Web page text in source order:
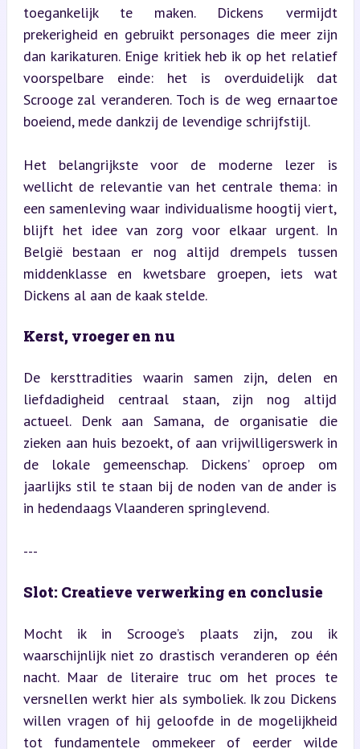
toegankelijk te maken. Dickens vermijdt
prekerigheid en gebruikt personages die meer zijn
dan karikaturen. Enige kritiek heb ik op het relatief
voorspelbare einde: het is overduidelijk dat
Scrooge zal veranderen. Toch is de weg ernaartoe
boeiend, mede dankzij de levendige schrijfstijl.
Het belangrijkste voor de moderne lezer is
wellicht de relevantie van het centrale thema: in
een samenleving waar individualisme hoogtij viert,
blijft het idee van zorg voor elkaar urgent. In
België bestaan er nog altijd drempels tussen
middenklasse en kwetsbare groepen, iets wat
Dickens al aan de kaak stelde.
Kerst, vroeger en nu
De kersttradities waarin samen zijn, delen en
liefdadigheid centraal staan, zijn nog altijd
actueel. Denk aan Samana, de organisatie die
zieken aan huis bezoekt, of aan vrijwilligerswerk in
de lokale gemeenschap. Dickens’ oproep om
jaarlijks stil te staan bij de noden van de ander is
in hedendaags Vlaanderen springlevend.
---
Slot: Creatieve verwerking en conclusie
Mocht ik in Scrooge’s plaats zijn, zou ik
waarschijnlijk niet zo drastisch veranderen op één
nacht. Maar de literaire truc om het proces te
versnellen werkt hier als symboliek. Ik zou Dickens
willen vragen of hij geloofde in de mogelijkheid
tot fundamentele ommekeer of eerder wilde